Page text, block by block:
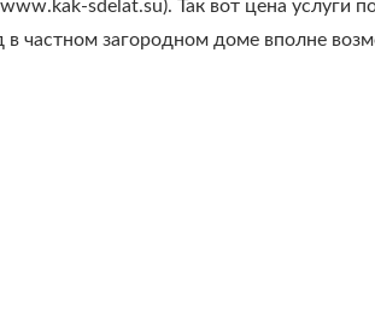
sdelat.su). Так вот цена услуги
частном загородном доме вполне